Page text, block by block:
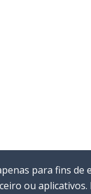
para fins
ou